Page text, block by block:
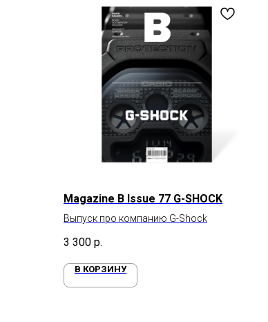
Magazine B Issue 77 G-SHOCK
Выпуск про компанию G-Shock
3 300 р.
В КОРЗИНУ